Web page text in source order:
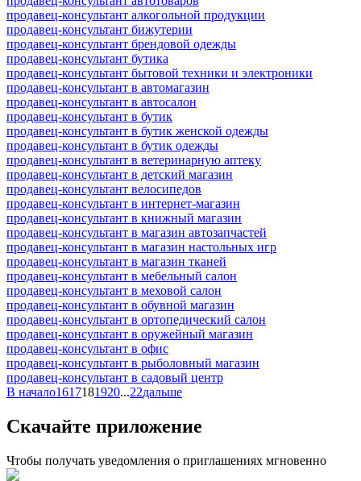
продавец-консультант алкогольной продукции
продавец-консультант бижутерии
продавец-консультант брендовой одежды
продавец-консультант бутика
продавец-консультант бытовой техники и электроники
продавец-консультант в автомагазин
продавец-консультант в автосалон
продавец-консультант в бутик
продавец-консультант в бутик женской одежды
продавец-консультант в бутик одежды
продавец-консультант в ветеринарную аптеку
продавец-консультант в детский магазин
продавец-консультант велосипедов
продавец-консультант в интернет-магазин
продавец-консультант в книжный магазин
продавец-консультант в магазин автозапчастей
продавец-консультант в магазин настольных игр
продавец-консультант в магазин тканей
продавец-консультант в мебельный салон
продавец-консультант в меховой салон
продавец-консультант в обувной магазин
продавец-консультант в ортопедический салон
продавец-консультант в оружейный магазин
продавец-консультант в офис
продавец-консультант в рыболовный магазин
продавец-консультант в садовый центр
В начало1617181920...22дальше
Скачайте приложение
Чтобы получать уведомления о приглашениях мгновенно